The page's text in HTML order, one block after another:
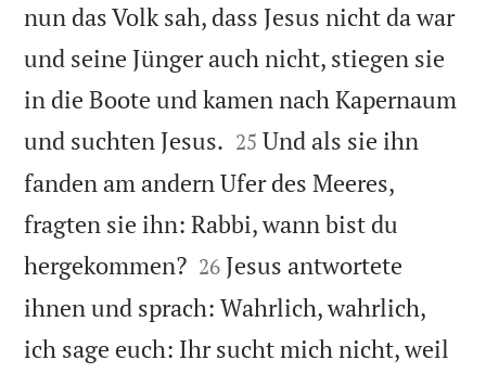
nun das Volk sah, dass Jesus nicht da war
und seine Jünger auch nicht, stiegen sie
in die Boote und kamen nach Kapernaum
und suchten Jesus. 

25 Und als sie ihn
fanden am andern Ufer des Meeres,
fragten sie ihn: Rabbi, wann bist du
hergekommen?
26 Jesus antwortete
ihnen und sprach: Wahrlich, wahrlich,
ich sage euch: Ihr sucht mich nicht, weil